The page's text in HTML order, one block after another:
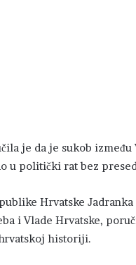
je da je sukob
u politički rat bez
Hrvatske
i Vlade Hrvatske,
historiji.